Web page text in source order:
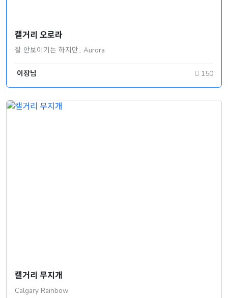
캘거리 오로라
잘 안보이기는 하지만.. Aurora
이장님 150
캘거리 무지개
Calgary Rainbow